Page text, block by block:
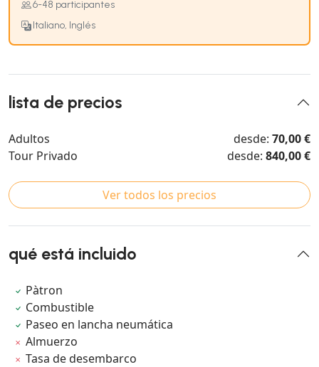
6-48 participantes
Italiano, Inglés
lista de precios
Adultos desde: 70,00 €
Tour Privado
desde: 840,00 €
Ver todos los precios
qué está incluido
Pàtron
Combustible
Paseo en lancha neumática
Almuerzo
Tasa de desembarco